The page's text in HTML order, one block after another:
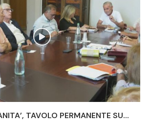
TAVOLO PERMANENTE SU...